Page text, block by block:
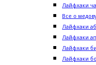
Лайфхаки
Все о
Лайфхаки
Лайфхаки
Лайфхаки
Лайфхаки